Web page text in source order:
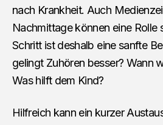
nach Krankheit. Auch
Nachmittage können eine Rolle
Schritt ist deshalb eine sanfte
gelingt Zuhören besser? Wann
Was hilft dem Kind?
Hilfreich kann ein kurzer